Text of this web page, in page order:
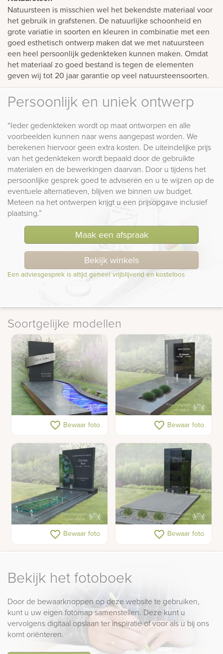
Natuursteen is misschien wel het bekendste materiaal voor
het gebruik in grafstenen. De natuurlijke schoonheid en
grote variatie in soorten en kleuren in combinatie met een
goed esthetisch ontwerp maken dat we met natuursteen
een heel persoonlijk gedenkteken kunnen maken. Omdat
het materiaal zo goed bestand is tegen de elementen
geven wij tot 20 jaar garantie op veel natuursteensoorten.
Persoonlijk en uniek ontwerp
“Ieder gedenkteken wordt op maat ontworpen en alle
voorbeelden kunnen naar wens aangepast worden. We
berekenen hiervoor geen extra kosten. De uiteindelijke prijs
van het gedenkteken wordt bepaald door de gebruikte
materialen en de bewerkingen daarvan. Door u tijdens het
persoonlijke gesprek goed te adviseren en u te wijzen op de
eventuele alternatieven, blijven we binnen uw budget.
Meteen na het ontwerpen krijgt u een prijsopgave inclusief
plaatsing.”
Maak een afspraak
Bekijk winkels
Een adviesgesprek is altijd geheel vrijblijvend en kosteloos
Soortgelijke modellen
Sierlijk grafmonument
met glas en rvs
favorite_border Bewaar foto Grafzerk met glasplaat
favorite_border Bewaar foto
Grafsteen glas vlinders
favorite_border Bewaar foto Grafmonument met glas
favorite_border Bewaar foto
Bekijk het fotoboek
Door de bewaarknoppen op deze website te gebruiken,
kunt u uw eigen fotomap samenstellen. Deze kunt u
vervolgens digitaal opslaan ter inspiratie of voor als u bij ons
komt oriënteren.